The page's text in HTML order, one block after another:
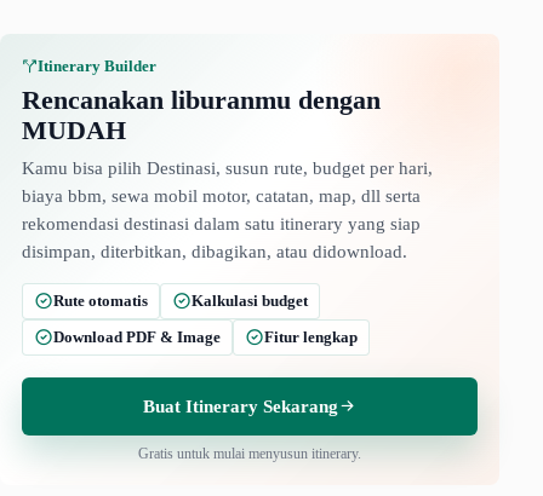
Itinerary Builder
Rencanakan liburanmu dengan
MUDAH
Kamu bisa pilih Destinasi, susun rute, budget per hari,
biaya bbm, sewa mobil motor, catatan, map, dll serta
rekomendasi destinasi dalam satu itinerary yang siap
disimpan, diterbitkan, dibagikan, atau didownload.
Rute otomatis
Kalkulasi budget
Download PDF & Image
Fitur lengkap
Buat Itinerary Sekarang
Gratis untuk mulai menyusun itinerary.